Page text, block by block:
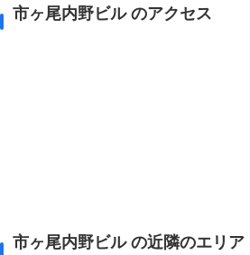
市ヶ尾内野ビル のアクセス
市ヶ尾内野ビル の近隣のエリ